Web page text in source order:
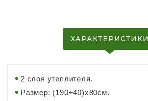
ХАРАКТЕРИСТИКИ
2 слоя утеплителя.
Размер: (190+40)х80см.